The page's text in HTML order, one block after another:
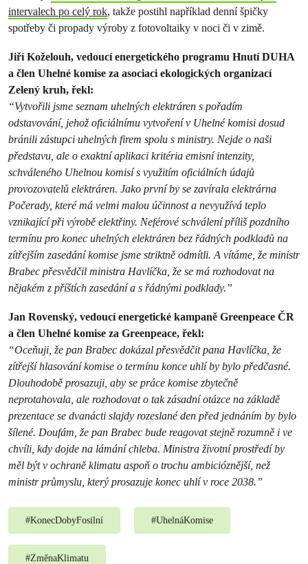
intervalech po celý rok, takže postihl například denní špičky
spotřeby či propady výroby z fotovoltaiky v noci či v zimě.
Jiří Koželouh, vedoucí energetického programu Hnutí DUHA
a člen Uhelné komise za asociaci ekologických organizací
Zelený kruh, řekl:
“Vytvořili jsme seznam uhelných elektráren s pořadím
odstavování, jehož oficiálnímu vytvoření v Uhelné komisi dosud
bránili zástupci uhelných firem spolu s ministry. Nejde o naši
představu, ale o exaktní aplikaci kritéria emisní intenzity,
schváleného Uhelnou komisí s využitím oficiálních údajů
provozovatelů elektráren. Jako první by se zavírala elektrárna
Počerady, které má velmi malou účinnost a nevyužívá teplo
vznikající při výrobě elektřiny. Neférové schválení příliš pozdního
termínu pro konec uhelných elektráren bez řádných podkladů na
zítřejším zasedání komise jsme striktně odmítli. A vítáme, že ministr
Brabec přesvědčil ministra Havlíčka, že se má rozhodovat na
nějakém z příštích zasedání a s řádnými podklady.”
Jan Rovenský, vedoucí energetické kampaně Greenpeace ČR
a člen Uhelné komise za Greenpeace, řekl:
“Oceňuji, že pan Brabec dokázal přesvědčit pana Havlíčka, že
zítřejší hlasování komise o termínu konce uhlí by bylo předčasné.
Dlouhodobě prosazuji, aby se práce komise zbytečně
neprotahovala, ale rozhodovat o tak zásadní otázce na základě
prezentace se dvanácti slajdy rozeslané den před jednáním by bylo
šílené. Doufám, že pan Brabec bude reagovat stejně rozumně i ve
chvíli, kdy dojde na lámání chleba. Ministra životní prostředí by
měl být v ochraně klimatu aspoň o trochu ambicióznější, než
ministr průmyslu, který prosazuje konec uhlí v roce 2038.”
#KonecDobyFosilní #UhelnáKomise
#ZměnaKlimatu